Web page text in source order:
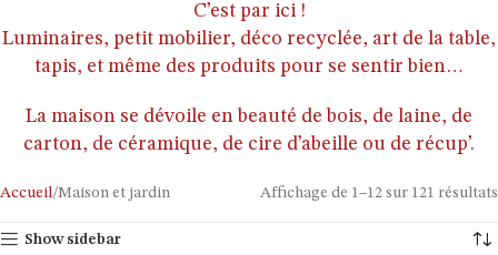
C’est par ici !
Luminaires, petit mobilier, déco recyclée, art de la table,
tapis, et même des produits pour se sentir bien…
La maison se dévoile en beauté de bois, de laine, de
carton, de céramique, de cire d’abeille ou de récup’.
Accueil Maison et jardin Affichage de 1–12 sur 121 résultats
Show sidebar